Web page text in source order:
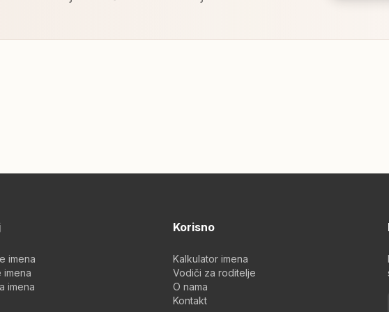
imena
imena
imena
Korisno
Kalkulator imena
Vodiči za roditelje
O nama
Kontakt